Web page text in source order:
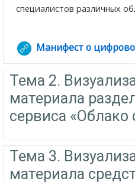
специалистов различных
Манифест о
Тема 2.
материала
сервиса «Облако
Тема 3.
материала